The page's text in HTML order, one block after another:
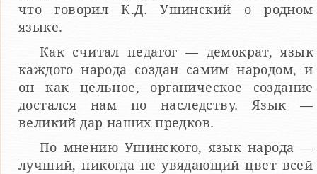
что говорил К.Д. Ушинский о родном
языке.
Как считал педагог — демократ, язык
каждого народа создан самим народом, и
он как цельное, органическое соз­дание
достался нам по наследству. Язык —
великий дар наших предков.
По мнению Ушинского, язык народа —
лучший, никогда не увядающий цвет всей